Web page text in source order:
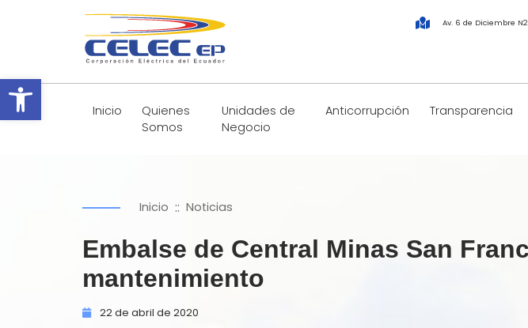
Abrir barra de herramientas
Av. 6 de Diciembre
Inicio
Quienes
Somos
Unidades de
Negocio
Anticorrupción Transparencia
Inicio :: Noticias
Embalse de Central Minas San
mantenimiento
22 de abril de 2020